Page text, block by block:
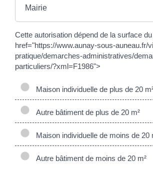
Mairie
Cette autorisation dépend de la surface
href="https://www.aunay-sous-auneau.fr/
pratique/demarches-administratives/
particuliers/?xml=F1986">
Maison individuelle de plus de 20
Autre bâtiment de plus de 20 m²
Maison individuelle de moins de 20
Autre bâtiment de moins de 20 m²